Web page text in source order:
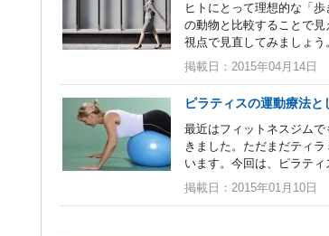
ヒトにとって理想的な「
の動物と比較することで
視点で見直してみましょう
掲載日：2015年04月14日
ピラティスの運動療法
最近はフィットネスジム
きました。ただまだティ
います。今回は、ピラティ
掲載日：2015年01月10日